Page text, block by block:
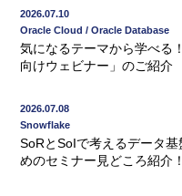
2026.07.10
Oracle Cloud / Oracle Database
気になるテーマから学べる
向けウェビナー」のご紹介
2026.07.08
Snowflake
SoRとSoIで考えるデータ
めのセミナー見どころ紹介！